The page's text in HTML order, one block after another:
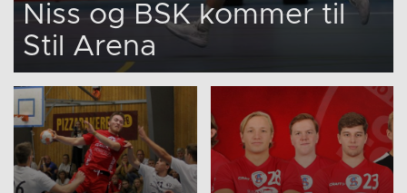
Niss og BSK kommer til
Stil Arena